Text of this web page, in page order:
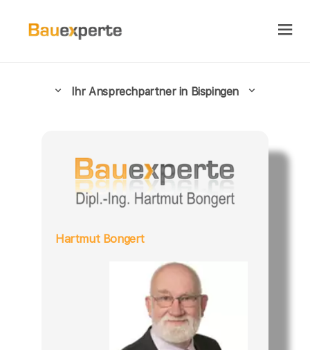
Ihr Ansprechpartner in Bispingen
Hartmut Bongert